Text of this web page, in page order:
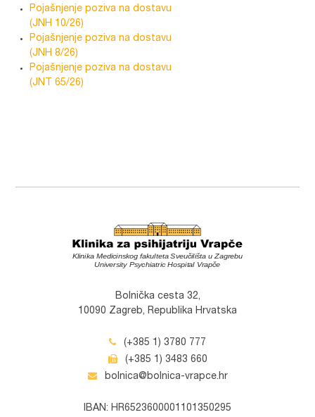
Pojašnjenje poziva na dostavu
(JNH 10/26)
Pojašnjenje poziva na dostavu
(JNH 8/26)
Pojašnjenje poziva na dostavu
(JNT 65/26)
Bolnička cesta 32,
10090 Zagreb, Republika Hrvatska
(+385 1) 3780 777
(+385 1) 3483 660
bolnica@bolnica-vrapce.hr
IBAN: HR6523600001101350295